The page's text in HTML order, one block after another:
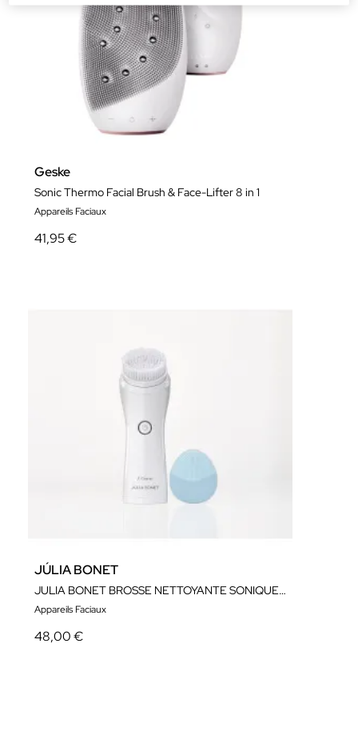
Geske
Sonic Thermo Facial Brush & Face-Lifter 8 in 1
Appareils Faciaux
41,95 €
JÚLIA BONET
JULIA BONET BROSSE NETTOYANTE SONIQUE POUR LE VISAGE
Appareils Faciaux
48,00 €